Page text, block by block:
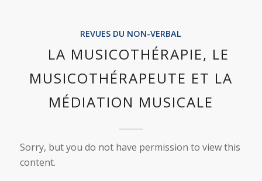
REVUES DU NON-VERBAL
LA MUSICOTHÉRAPIE, LE
MUSICOTHÉRAPEUTE ET LA
MÉDIATION MUSICALE
Sorry, but you do not have permission to view this
content.